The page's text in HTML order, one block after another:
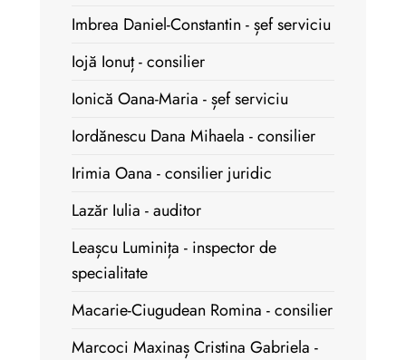
Imbrea Daniel-Constantin - șef serviciu
Iojă Ionuț - consilier
Ionică Oana-Maria - șef serviciu
Iordănescu Dana Mihaela - consilier
Irimia Oana - consilier juridic
Lazăr Iulia - auditor
Leașcu Luminița - inspector de
specialitate
Macarie-Ciugudean Romina - consilier
Marcoci Maxinaș Cristina Gabriela -